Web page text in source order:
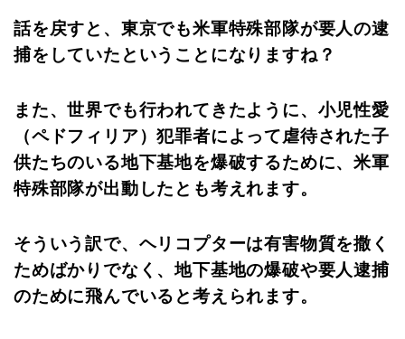
話を戻すと、東京でも米軍特殊部隊が要人の逮
捕をしていたということになりますね？
また、世界でも行われてきたように、小児性愛
（ペドフィリア）犯罪者によって虐待された子
供たちのいる地下基地を爆破するために、米軍
特殊部隊が出動したとも考えれます。
そういう訳で、ヘリコプターは有害物質を撒く
ためばかりでなく、地下基地の爆破や要人逮捕
のために飛んでいると考えられます。